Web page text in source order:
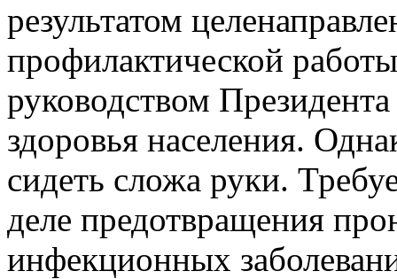
результатом
профилактической
руководством
здоровья населения.
сидеть сложа руки.
деле предотвращения
инфекционных